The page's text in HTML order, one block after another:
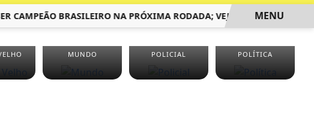
CAMPEÃO BRASILEIRO NA PRÓXIMA RODADA; VEJA CENÁRIOMENU
MUNDO POLICIAL POLÍTICA